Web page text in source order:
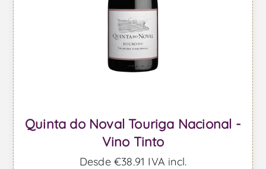
Quinta do Noval Touriga Nacional -
Vino Tinto
Desde €38,91 IVA incl.